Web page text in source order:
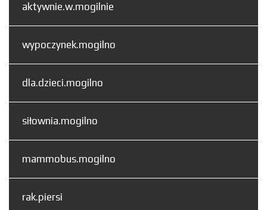
aktywnie.w.mogilnie
wypoczynek.mogilno
dla.dzieci.mogilno
siłownia.mogilno
mammobus.mogilno
rak.piersi